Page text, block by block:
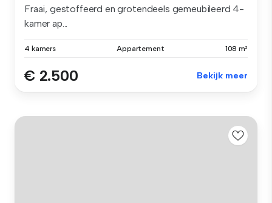
Fraai, gestoffeerd en grotendeels gemeubileerd 4-
kamer ap...
4 kamers Appartement 108 m²
€ 2.500 Bekijk meer